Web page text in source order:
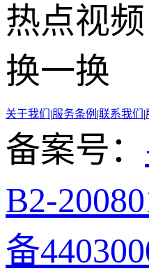
热点视频
换一换
关于我们 |服务条例 |联系我们 |
备案号：
B2-
备